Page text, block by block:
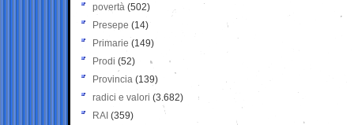
povertà (502)
Presepe (14)
Primarie (149)
Prodi (52)
Provincia (139)
radici e valori (3.682)
RAI (359)